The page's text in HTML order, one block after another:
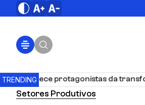
TRENDING
reconhece protagonistas da
Setores Produtivos